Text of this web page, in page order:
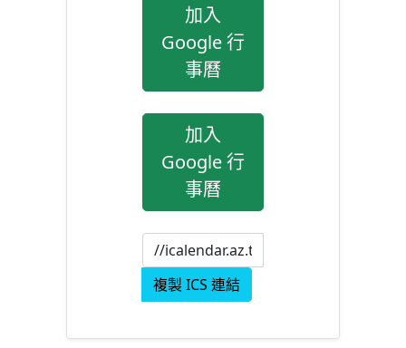
加入
Google 行
事曆
加入
Google 行
事曆
複製 ICS 連結